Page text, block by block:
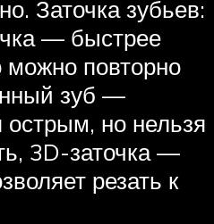
Заточка зубьев:
— быстрее
можно повторно
зуб —
но нельзя
3D-заточка —
резать к